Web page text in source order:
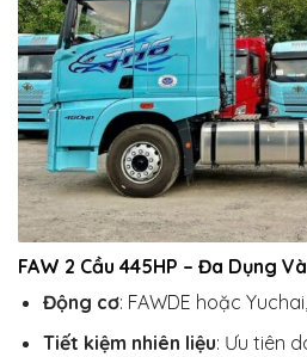
FAW 2 Cầu 445HP – Đa Dụng
Động cơ: FAWDE hoặc
Tiết kiệm nhiên liệu: Ưu tiên